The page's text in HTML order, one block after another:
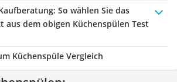
: So wählen Sie das
aus dem obigen Küchenspülen Test
Küchenspüle Vergleich